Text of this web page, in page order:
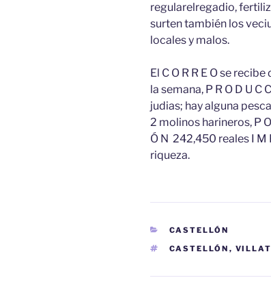
regularelregadio,
surten también los
locales y malos.
El C O R R E O se
la semana, P R O D U
judias; hay alguna
2 molinos harineros, P
Ó N 242,450 reales I M
riqueza.
CATEGORÍAS
CASTELLÓN
ETIQUETAS
CASTELLÓN ,